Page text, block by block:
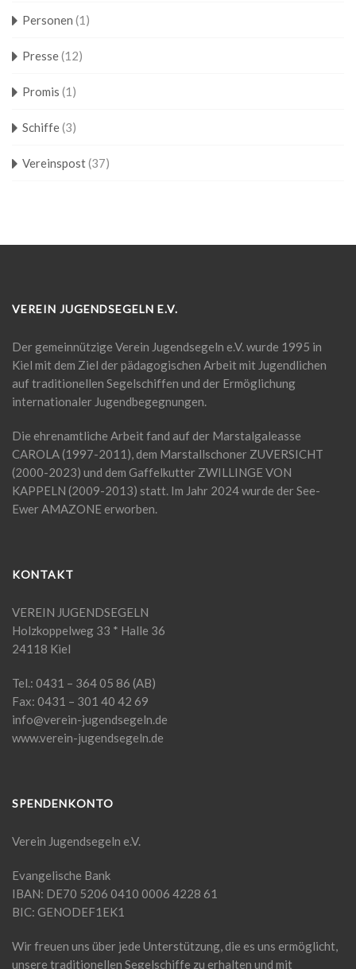
Personen (1)
Presse(12)
Promis (1)
Schiffe(3)
Vereinspost(37)
VEREIN JUGENDSEGELN E.V.
Der gemeinnützige Verein Jugendsegeln e.V. wurde 1995 in
Kiel mit dem Ziel der pädagogischen Arbeit mit Jugendlichen
auf traditionellen Segelschiffen und der Ermöglichung
internationaler Jugendbegegnungen.
Die ehrenamtliche Arbeit fand auf der Marstalgaleasse
CAROLA (1997-2011), dem Marstallschoner ZUVERSICHT
(2000-2023) und dem Gaffelkutter ZWILLINGE VON
KAPPELN (2009-2013) statt. Im Jahr 2024 wurde der See-
Ewer AMAZONE erworben.
KONTAKT
VEREIN JUGENDSEGELN
Holzkoppelweg 33 * Halle 36
24118 Kiel
Tel.: 0431 – 364 05 86 (AB)
Fax: 0431 – 301 40 42 69
info@verein-jugendsegeln.de
www.verein-jugendsegeln.de
SPENDENKONTO
Verein Jugendsegeln e.V.
Evangelische Bank
IBAN: DE70 5206 0410 0006 4228 61
BIC: GENODEF1EK1
Wir freuen uns über jede Unterstützung, die es uns ermöglicht,
unsere traditionellen Segelschiffe zu erhalten und mit